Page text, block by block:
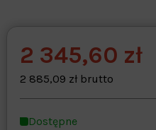
Warehouse
opcjonalne
2 345,60 zł
2 885,09 zł brutto
Dostępne